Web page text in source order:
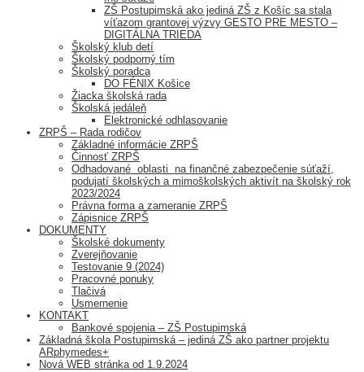
ZŠ Postupimská ako jediná ZŠ z Košíc sa stala
víťazom grantovej výzvy GESTO PRE MESTO –
DIGITÁLNA TRIEDA
Školský klub detí
Školský podporný tím
Školský poradca
DO FÉNIX Košice
Žiacka školská rada
Školská jedáleň
Elektronické odhlasovanie
ZRPŠ – Rada rodičov
Základné informácie ZRPŠ
Činnosť ZRPŠ
Odhadované oblasti na finančné zabezpečenie súťaží,
podujatí školských a mimoškolských aktivít na školský rok
2023/2024
Právna forma a zameranie ZRPŠ
Zápisnice ZRPŠ
DOKUMENTY
Školské dokumenty
Zverejňovanie
Testovanie 9 (2024)
Pracovné ponuky
Tlačivá
Usmernenie
KONTAKT
Bankové spojenia – ZŠ Postupimská
Základná škola Postupimská – jediná ZŠ ako partner projektu
ARphymedes+
Nová WEB stránka od 1.9.2024